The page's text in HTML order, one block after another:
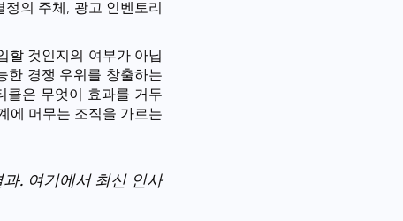
의 주체, 광고 인벤토리
할 것인지의 여부가 아닙
한 경쟁 우위를 창출하는
클은 무엇이 효과를 거두
에 머무는 조직을 가르는
과. 여기에서 최신 인사